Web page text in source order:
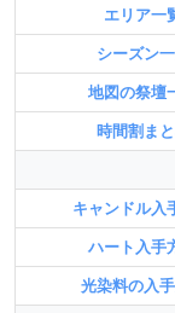
エリア一
シーズン
地図の祭壇
時間割ま
キャンドル入
ハート入手
光染料の入